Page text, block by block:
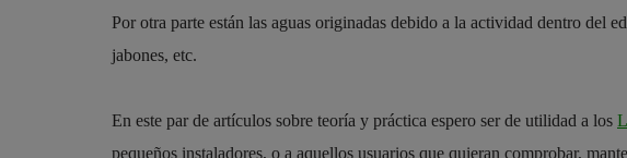
Por otra parte están las aguas originadas debido a la actividad dentro del
jabones, etc.
En este par de artículos sobre teoría y práctica espero ser de utilidad a los
pequeños instaladores, o a aquellos usuarios que quieran comprobar,